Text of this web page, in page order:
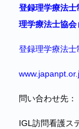
登録理学療法
理学療法士協会
登録理学療法士
問い合わせ先：
IGL訪問看護ス